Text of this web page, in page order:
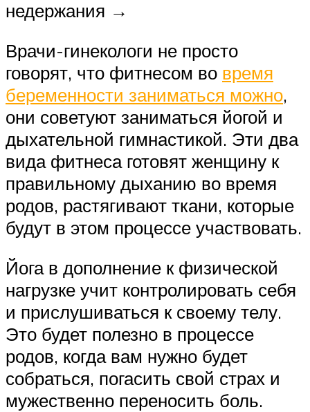
недержания →
Врачи-гинекологи не просто
говорят, что фитнесом во время
беременности заниматься можно,
они советуют заниматься йогой и
дыхательной гимнастикой. Эти два
вида фитнеса готовят женщину к
правильному дыханию во время
родов, растягивают ткани, которые
будут в этом процессе участвовать.
Йога в дополнение к физической
нагрузке учит контролировать себя
и прислушиваться к своему телу.
Это будет полезно в процессе
родов, когда вам нужно будет
собраться, погасить свой страх и
мужественно переносить боль.